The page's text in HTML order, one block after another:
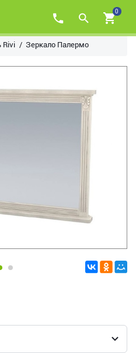
0
Rivi Зеркало Палермо